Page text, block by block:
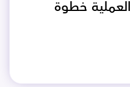
العملية خطوة